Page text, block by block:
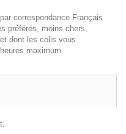
correspondance Français
préférés, moins chers,
dont les colis vous
maximum.